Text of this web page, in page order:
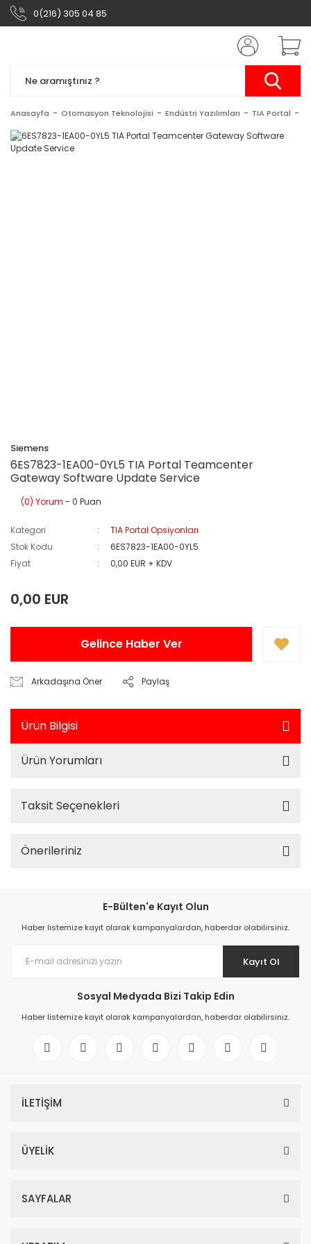
0(216) 305 04 85
Anasayfa Otomasyon Teknolojisi Endüstri Yazılımları TIA Portal
Siemens
6ES7823-1EA00-0YL5 TIA Portal Teamcenter
Gateway Software Update Service
(0) Yorum - 0 Puan
Kategori
TIA Portal Opsiyonları
Stok Kodu
6ES7823-1EA00-0YL5
Fiyat
0,00 EUR + KDV
0,00 EUR
Gelince Haber Ver
Arkadaşına Öner Paylaş
Ürün Bilgisi
Ürün Yorumları
Taksit Seçenekleri
Önerileriniz
E-Bülten'e Kayıt Olun
Haber listemize kayıt olarak kampanyalardan, haberdar olabilirsiniz.
Kayıt Ol
Sosyal Medyada Bizi Takip Edin
Haber listemize kayıt olarak kampanyalardan, haberdar olabilirsiniz.
İLETİŞİM
ÜYELİK
SAYFALAR